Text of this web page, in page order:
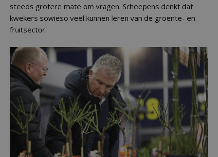
steeds grotere mate om vragen. Scheepens denkt dat
kwekers sowieso veel kunnen leren van de groente- en
fruitsector.